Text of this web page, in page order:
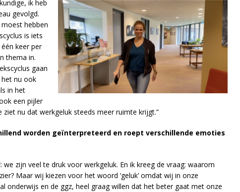
ik heb
gevolgd.
hebben
is iets
keer per
thema in.
gaan
nu ook
in het
een pijler
ziet nu dat werkgeluk steeds meer ruimte krijgt.”
worden geïnterpreteerd en roept verschillende emoties
zijn veel te druk voor werkgeluk. En ik kreeg de vraag: waarom
Maar wij kiezen voor het woord ‘geluk’ omdat wij in onze
onderwijs en de ggz, heel graag willen dat het beter gaat met onze